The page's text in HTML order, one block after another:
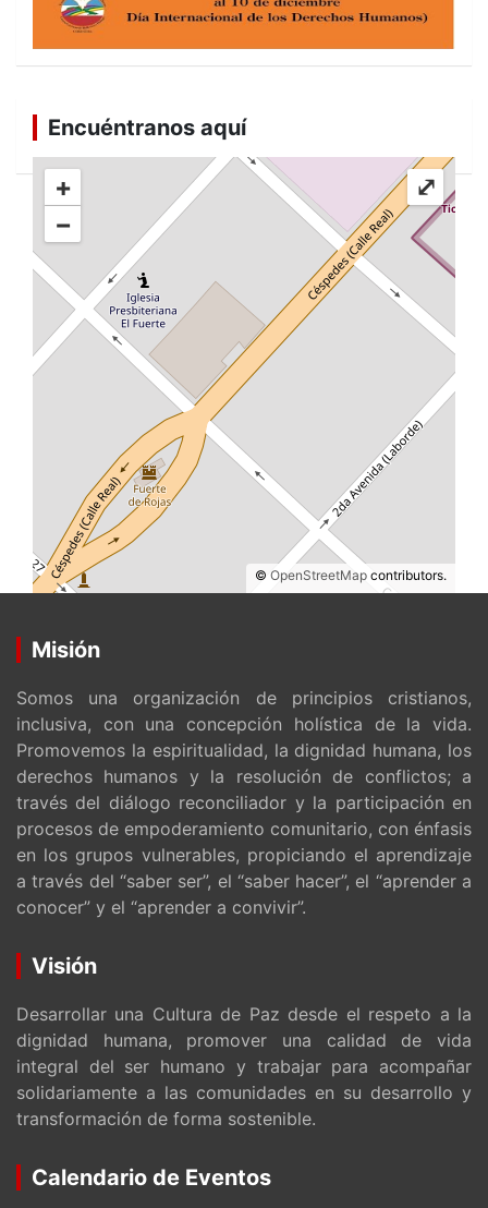
Encuéntranos aquí
+
−
© OpenStreetMap contributors.
⤢
Misión
Somos una organización de principios cristianos,
inclusiva, con una concepción holística de la vida.
Promovemos la espiritualidad, la dignidad humana, los
derechos humanos y la resolución de conflictos; a
través del diálogo reconciliador y la participación en
procesos de empoderamiento comunitario, con énfasis
en los grupos vulnerables, propiciando el aprendizaje
a través del “saber ser”, el “saber hacer”, el “aprender a
conocer” y el “aprender a convivir”.
Visión
Desarrollar una Cultura de Paz desde el respeto a la
dignidad humana, promover una calidad de vida
integral del ser humano y trabajar para acompañar
solidariamente a las comunidades en su desarrollo y
transformación de forma sostenible.
Calendario de Eventos